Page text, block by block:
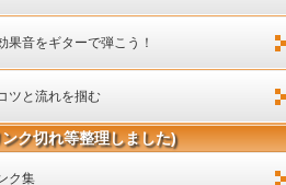
果音をギターで弾こう！
ツと流れを掴む
ク切れ等整理しました)
ク集